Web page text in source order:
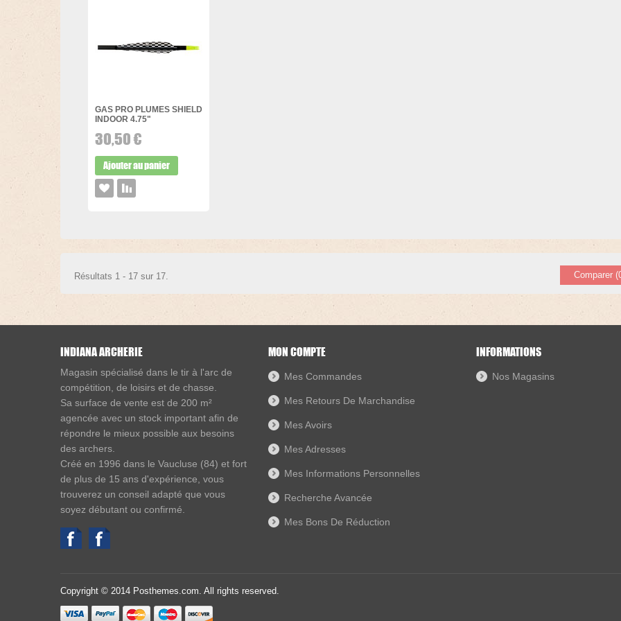
GAS PRO PLUMES SHIELD
INDOOR 4.75"
30,50 €
Ajouter au panier
Comparer (
Résultats 1 - 17 sur 17.
INDIANA ARCHERIE
Magasin spécialisé dans le tir à l'arc de
compétition, de loisirs et de chasse
Sa surface de vente est de 200 m²
agencée avec un stock important afin de
répondre le mieux possible aux besoins
des archers.
Créé en 1996 dans le Vaucluse (84) et fort
de plus de 15 ans d'expérience , vous
trouverez un conseil adapté que vous
soyez débutant ou confirmé.
MON COMPTE
Mes Commandes
Mes Retours De Marchandise
Mes Avoirs
Mes Adresses
Mes Informations Personnelles
Recherche Avancée
Mes Bons De Réduction
INFORMATIONS
Nos Magasins
Copyright © 2014 Posthemes.com. All rights reserved.